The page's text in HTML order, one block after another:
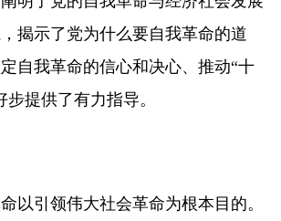
揭示了党为什么要自我革命的道
自我革命的信心和决心、推动“十
提供了有力指导。
以引领伟大社会革命为根本目的。